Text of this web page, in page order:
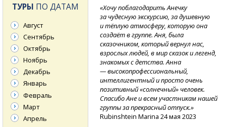
«Хочу поблагодарить Анечку
за чудесную экскурсию, за душевную
и тёплую атмосферу, которую она
создаёт в группе. Аня, была
сказочником, который вернул нас,
взрослых людей, в мир сказок и легенд,
знакомых с детства. Анна
— высокопрофессиональный,
интеллигентный и просто очень
позитивный «солнечный» человек.
Спасибо Ане и всем участникам нашей
группы за прекрасный отпуск.»
Rubinshtein Marina 24 мая 2023
ТУРЫ ПО ДАТАМ
Август
Сентябрь
Октябрь
Ноябрь
Декабрь
Январь
Февраль
Март
Апрель